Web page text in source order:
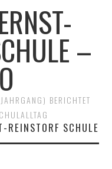
–
BERICHTET
REINSTORF SCHULE